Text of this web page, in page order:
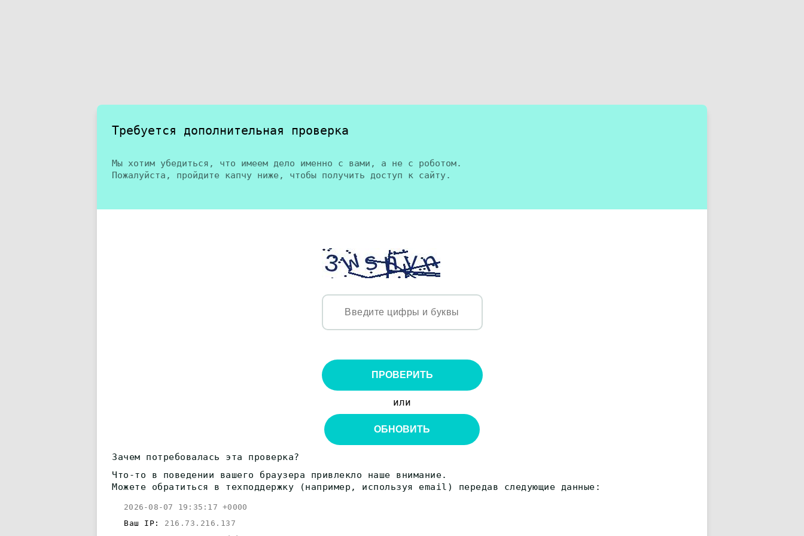
Требуется дополнительная проверка
Мы хотим убедиться, что имеем дело именно с вами, а не с роботом.
Пожалуйста, пройдите капчу ниже, чтобы получить доступ к сайту.
ПРОВЕРИТЬ
или
ОБНОВИТЬ
Зачем потребовалась эта проверка?
Что-то в поведении вашего браузера привлекло наше внимание.
Можете обратиться в техподдержку (например, используя email) передав следующие данные:
2026-08-07 19:35:17 +0000
Ваш IP: 216.73.216.137